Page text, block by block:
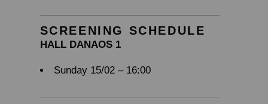
SCREENING SCHEDULE
HALL DANAOS 1
Sunday 15/02 – 16:00